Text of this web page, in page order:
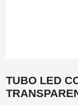
TUBO LED